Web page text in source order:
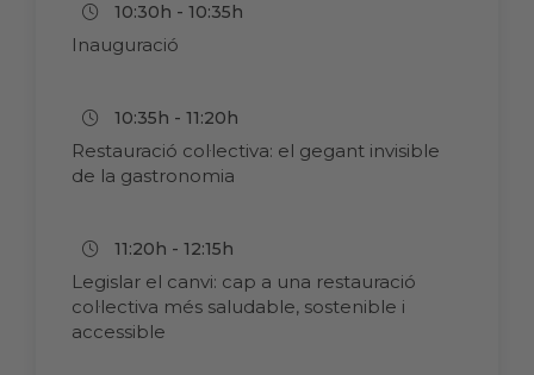
10:30h - 10:35h
Inauguració
10:35h - 11:20h
Restauració col·lectiva: el gegant invisible
de la gastronomia
11:20h - 12:15h
Legislar el canvi: cap a una restauració
col·lectiva més saludable, sostenible i
accessible